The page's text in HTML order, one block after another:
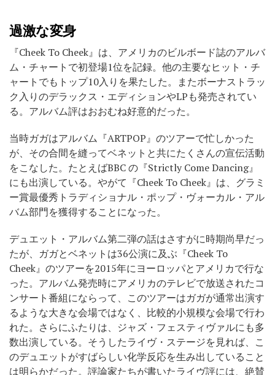
過激な変身
『Cheek To Cheek』は、アメリカのビルボード誌のアルバ
ム・チャートで初登場1位を記録。他の主要なヒット・チ
ャートでもトップ10入りを果たした。またボーナストラッ
ク入りのデラックス・エディションやLPも発売されてい
る。アルバム評はおおむね好意的だった。
当時ガガはアルバム『ARTPOP』のツアーで忙しかった
が、その合間を縫ってベネットと共にたくさんの宣伝活動
をこなした。たとえばBBC の『Strictly Come Dancing』
にも出演している。やがて『Cheek To Cheek』は、グラミ
ー賞最優秀トラディショナル・ポップ・ヴォーカル・アル
バム部門を獲得することになった。
デュエット・アルバム第二弾の話はさすがに時期尚早だっ
たが、ガガとベネットは36公演に及ぶ『Cheek To
Cheek』のツアーを2015年にヨーロッパとアメリカで行な
った。アルバム発売時にアメリカのテレビで放送されたコ
ンサート番組にならって、このツアーはガガが通常出演す
るような大きな会場ではなく、比較的小規模な会場で行わ
れた。さらにふたりは、ジャズ・フェスティヴァルにも多
数出演している。そうしたライヴ・ステージを見れば、こ
のデュエットがすばらしい化学反応を生み出していること
は明らかだった。評論家たちが書いたライヴ評には、絶賛